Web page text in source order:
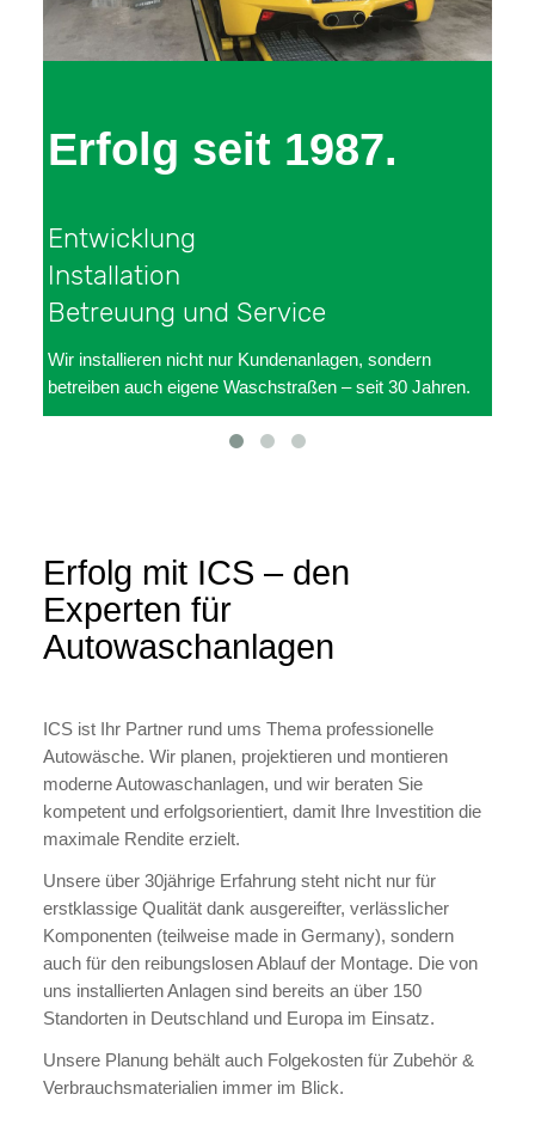
1987.
Service
nur Kundenanlagen, sondern
Waschstraßen – seit 30 Jahren.
Gut
geringe
Wir behalten auch Zubehör
Blick und optimieren
Erfolg mit ICS – den
Experten für
Autowaschanlagen
ICS ist Ihr Partner rund ums Thema professionelle
Autowäsche. Wir planen, projektieren und montieren
moderne Autowaschanlagen, und wir beraten Sie
kompetent und erfolgsorientiert, damit Ihre Investition die
maximale Rendite erzielt.
Unsere über 30jährige Erfahrung steht nicht nur für
erstklassige Qualität dank ausgereifter, verlässlicher
Komponenten (teilweise made in Germany), sondern
auch für den reibungslosen Ablauf der Montage. Die von
uns installierten Anlagen sind bereits an über 150
Standorten in Deutschland und Europa im Einsatz.
Unsere Planung behält auch Folgekosten für Zubehör &
Verbrauchsmaterialien immer im Blick.